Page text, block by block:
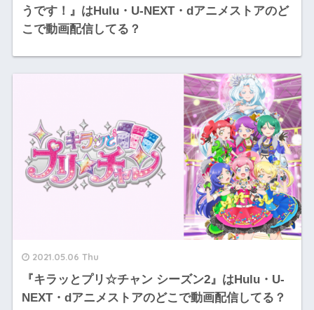
うです！』はHulu・U-NEXT・dアニメストアのど
こで動画配信してる？
2021.05.06 Thu
『キラッとプリ☆チャン シーズン2』はHulu・U-
NEXT・dアニメストアのどこで動画配信してる？